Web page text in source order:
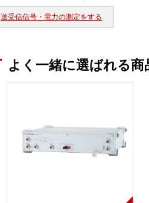
送受信信号・電力の測定をする
よく一緒に選ばれる商